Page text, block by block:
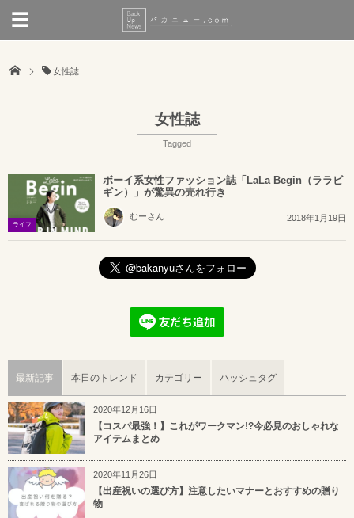
女性誌
女性誌
Tagged
ライフ
ボーイ系女性ファッション誌「LaLa Begin（ララビ
ギン）」が驚異の売れ行き
むーさん 2018年1月19日
最新記事 本日のトレンド カテゴリー ハッシュタグ
2020年12月16日
【コスパ最強！】これがワークマン!?今必見のおしゃれな
アイテムまとめ
2020年11月26日
【出産祝いの選び方】注意したいマナーとおすすめの贈り
物